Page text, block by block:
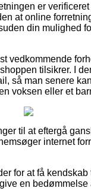
er
at online
din mulighed
vedkommende
tilsikrer. I
så man senere
voksen eller et
til at eftergå
internet
for at få
en